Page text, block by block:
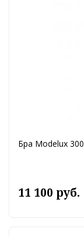
Бра Modelux
11 100 руб.